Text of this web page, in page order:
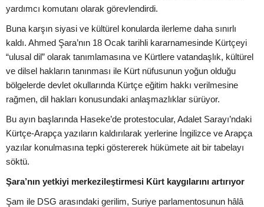
yardımcı komutanı olarak görevlendirdi.
Buna karşın siyasi ve kültürel konularda ilerleme daha sınırlı
kaldı. Ahmed Şara’nın 18 Ocak tarihli kararnamesinde Kürtçeyi
“ulusal dil” olarak tanımlamasına ve Kürtlere vatandaşlık, kültürel
ve dilsel hakların tanınması ile Kürt nüfusunun yoğun olduğu
bölgelerde devlet okullarında Kürtçe eğitim hakkı verilmesine
rağmen, dil hakları konusundaki anlaşmazlıklar sürüyor.
Bu ayın başlarında Haseke’de protestocular, Adalet Sarayı’ndaki
Kürtçe-Arapça yazıların kaldırılarak yerlerine İngilizce ve Arapça
yazılar konulmasına tepki göstererek hükümete ait bir tabelayı
söktü.
Şara’nın yetkiyi merkezileştirmesi Kürt kaygılarını artırıyor
Şam ile DSG arasındaki gerilim, Suriye parlamentosunun hâlâ